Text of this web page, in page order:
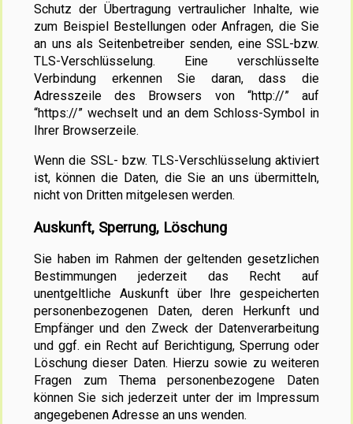
Schutz der Übertragung vertraulicher Inhalte, wie
zum Beispiel Bestellungen oder Anfragen, die Sie
an uns als Seitenbetreiber senden, eine SSL-bzw.
TLS-Verschlüsselung. Eine verschlüsselte
Verbindung erkennen Sie daran, dass die
Adresszeile des Browsers von “http://” auf
“https://” wechselt und an dem Schloss-Symbol in
Ihrer Browserzeile.
Wenn die SSL- bzw. TLS-Verschlüsselung aktiviert
ist, können die Daten, die Sie an uns übermitteln,
nicht von Dritten mitgelesen werden.
Auskunft, Sperrung, Löschung
Sie haben im Rahmen der geltenden gesetzlichen
Bestimmungen jederzeit das Recht auf
unentgeltliche Auskunft über Ihre gespeicherten
personenbezogenen Daten, deren Herkunft und
Empfänger und den Zweck der Datenverarbeitung
und ggf. ein Recht auf Berichtigung, Sperrung oder
Löschung dieser Daten. Hierzu sowie zu weiteren
Fragen zum Thema personenbezogene Daten
können Sie sich jederzeit unter der im Impressum
angegebenen Adresse an uns wenden.